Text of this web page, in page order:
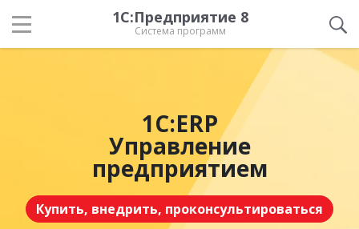
1С:Предприятие 8
Система программ
1С:ERP
Управление
предприятием
Купить, внедрить, проконсультироваться